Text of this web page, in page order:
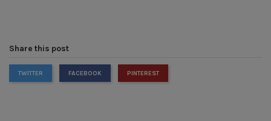
Share this post
TWITTER FACEBOOK PINTEREST